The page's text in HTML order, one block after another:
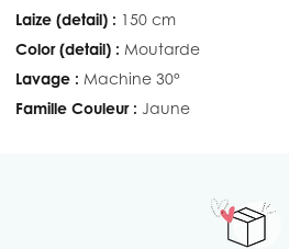
Laize (detail) : 150 cm
Color (detail) : Moutarde
Lavage : Machine 30°
Famille Couleur : Jaune